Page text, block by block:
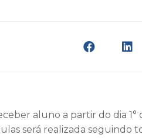
aluno a partir do dia 1°
será realizada seguindo